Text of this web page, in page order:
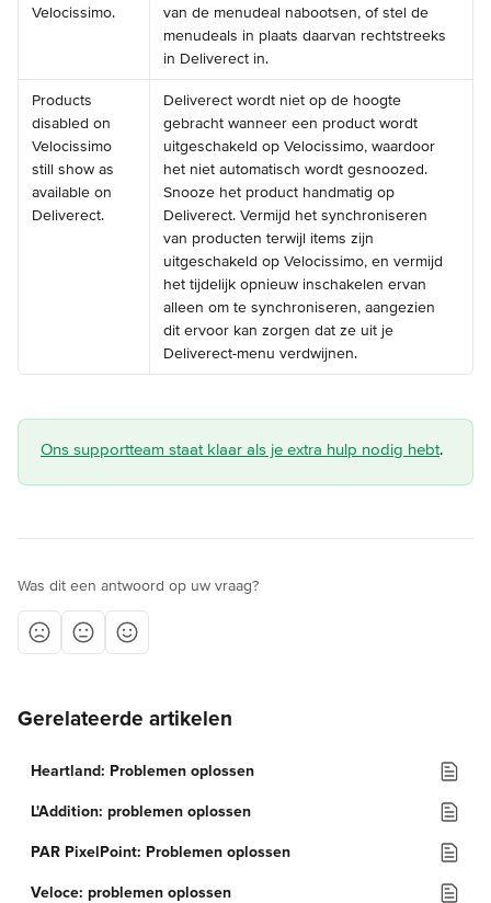
Velocissimo.
van de menudeal nabootsen, of stel de
menudeals in plaats daarvan rechtstreeks
in Deliverect in.
Products
disabled on
Velocissimo
still show as
available on
Deliverect.
Deliverect wordt niet op de hoogte
gebracht wanneer een product wordt
uitgeschakeld op Velocissimo, waardoor
het niet automatisch wordt gesnoozed.
Snooze het product handmatig op
Deliverect. Vermijd het synchroniseren
van producten terwijl items zijn
uitgeschakeld op Velocissimo, en vermijd
het tijdelijk opnieuw inschakelen ervan
alleen om te synchroniseren, aangezien
dit ervoor kan zorgen dat ze uit je
Deliverect-menu verdwijnen.
Ons supportteam staat klaar als je extra hulp nodig hebt.
Was dit een antwoord op uw vraag?
Gerelateerde artikelen
Heartland: Problemen oplossen
L'Addition: problemen oplossen
PAR PixelPoint: Problemen oplossen
Veloce: problemen oplossen